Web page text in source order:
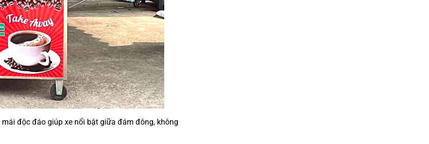
độc đáo giúp xe nổi bật giữa đám đông, không